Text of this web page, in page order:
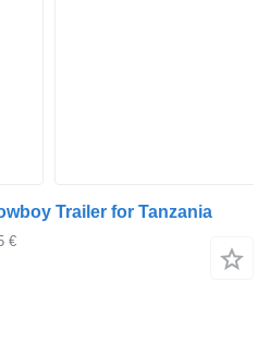
Trailer for Tanzania
€